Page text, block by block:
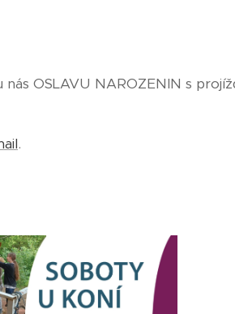
OSLAVU NAROZENIN s
.